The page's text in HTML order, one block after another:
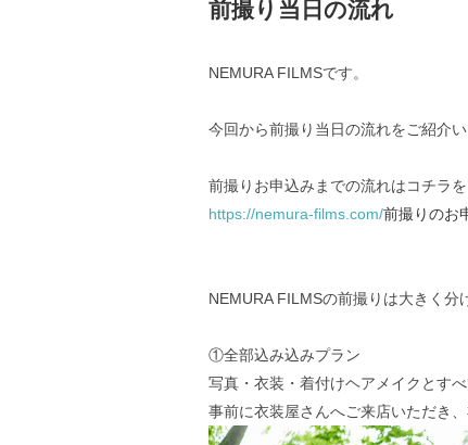
前撮り当日の流れ
NEMURA FILMSです。
今回から前撮り当日の流れをご紹介い
前撮りお申込みまでの流れはコチラを
https://nemura-films.com/前撮りのお
NEMURA FILMSの前撮りは大きく分
①全部込み込みプラン
写真・衣装・着付けヘアメイクとすべ
事前に衣装屋さんへご来店いただき